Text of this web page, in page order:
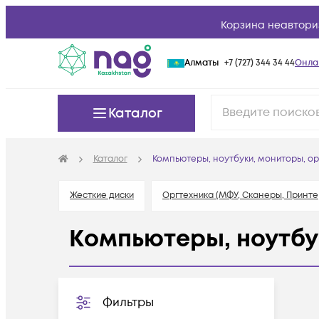
Корзина
Алматы +7 (727) 344 34 44
Каталог
Каталог Компьютеры, ноутбуки, мониторы,
Жесткие диски Оргтехника (МФУ, Сканеры,
Компьютеры,
Фильтры